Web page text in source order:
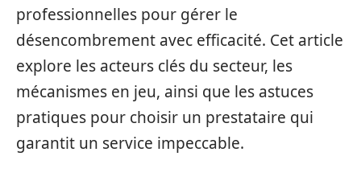
professionnelles pour gérer le
désencombrement avec efficacité. Cet article
explore les acteurs clés du secteur, les
mécanismes en jeu, ainsi que les astuces
pratiques pour choisir un prestataire qui
garantit un service impeccable.